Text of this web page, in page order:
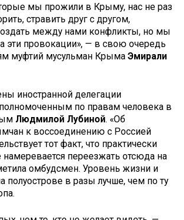
мы прожи­ли в Крыму, нас не раз
стравить друг с другом,
между нами конфликты, но мы
эти провокации», — в свою очередь
муфтий мусуль­ман Крыма Эмирали
иностранной делегации
по правам человека в
Людмилой Лубиной. «Об
к воссоединению с Россией
тот факт, что практически
на­меревается переезжать отсюда на
омбудсмен. Уровень жизни и
полуострове в разы лучше, чем по ту